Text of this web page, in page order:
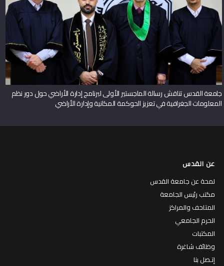
جامعة القدس تناقش رسالة الماجستير الأولى لبرنامج إدارة الأراضي حول دور نظم
المعلومات الجغرافية في تعزيز الحوكمة المكانية وإدارة الأراضي
عن القدس
لمحة عن جامعة القدس
مكتب رئيس الجامعة
المتاحف والمراكز
الحرم الجامعي
المكتبات
وظائف شاغرة
إتـصل بنا